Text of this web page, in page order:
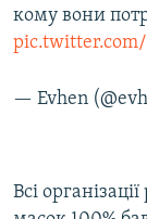
кому вони
pic.twitter.com/
— Evhen
Всі